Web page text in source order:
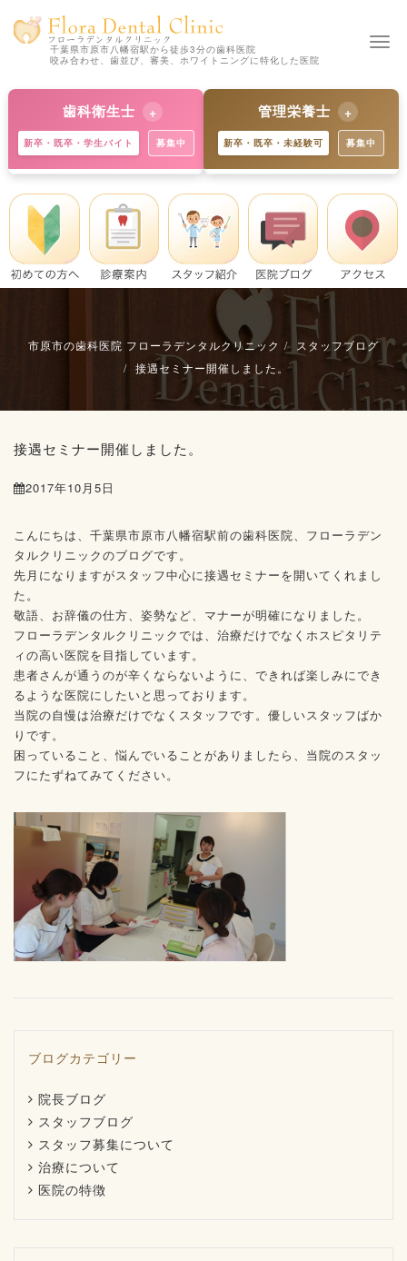
千葉県市原市八幡宿駅から徒歩3分の歯科医院
咬み合わせ、歯並び、審美、ホワイトニングに特化した医院
歯科衛生士
新卒・既卒・学生バイト 募集中
独自の教育制度で着実にスキル
アップ。学生バイトも歓迎で
す。※既卒・中途の方も大歓
迎。
管理栄養士
新卒・既卒・未経験可 募集中
歯科と食育のプロへ。未経験か
らでも丁寧に指導します。※既
卒・中途の方も募集中。
詳細を見る
市原市の歯科医院 フローラデンタルクリニック
スタッフブログ
接遇セミナー開催しました。
接遇セミナー開催しました。
2017年10月5日
こんにちは、千葉県市原市八幡宿駅前の歯科医院、フローラデン
タルクリニックのブログです。
先月になりますがスタッフ中心に接遇セミナーを開いてくれまし
た。
敬語、お辞儀の仕方、姿勢など、マナーが明確になりました。
フローラデンタルクリニックでは、治療だけでなくホスピタリテ
ィの高い医院を目指しています。
患者さんが通うのが辛くならないように、できれば楽しみにでき
るような医院にしたいと思っております。
当院の自慢は治療だけでなくスタッフです。優しいスタッフばか
りです。
困っていること、悩んでいることがありましたら、当院のスタッ
フにたずねてみてください。
ブログカテゴリー
院長ブログ
スタッフブログ
スタッフ募集について
治療について
医院の特徴